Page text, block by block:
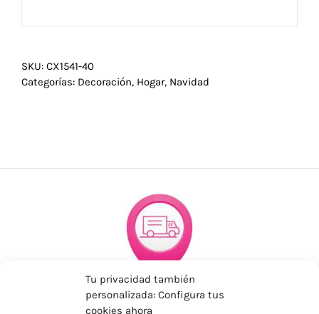
Tu privacidad también
personalizada: Configura tus
cookies ahora
SKU: CX1541-40
Categorías: Decoración, Hogar, Navidad
ENVÍOS ECONÓMICOS